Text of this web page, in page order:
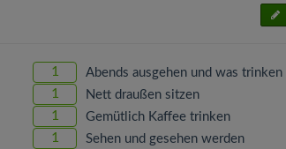
1 Abends ausgehen und was trinken
1 Nett draußen sitzen
1 Gemütlich Kaffee trinken
1 Sehen und gesehen werden